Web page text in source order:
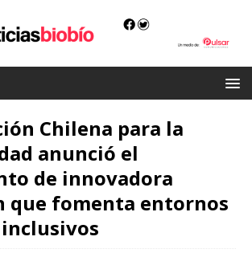
Chilena para la
anunció el
de innovadora
que fomenta entornos